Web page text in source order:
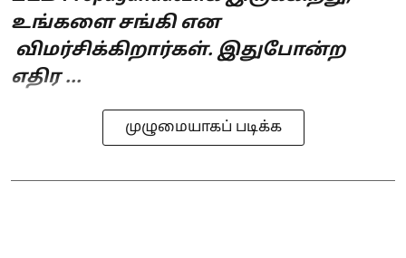
உங்களை சங்கி என
விமர்சிக்கிறார்கள். இதுபோன்ற
எதிர ...
முழுமையாகப் படிக்க